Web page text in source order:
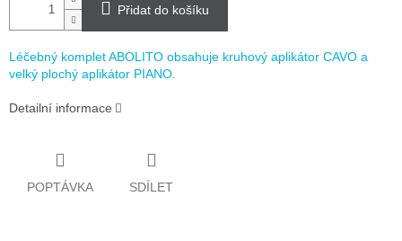
Přidat do košíku
Léčebný komplet ABOLITO obsahuje kruhový aplikátor CAVO a
velký plochý aplikátor PIANO.
Detailní informace
POPTÁVKA SDÍLET